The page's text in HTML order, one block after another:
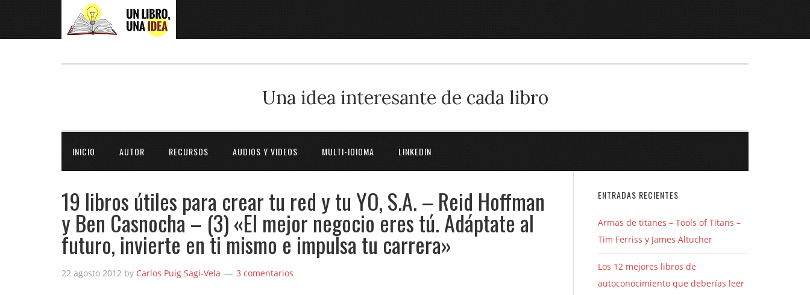
Una idea interesante de cada libro
INICIO AUTOR RECURSOS AUDIOS Y VIDEOS MULTI-IDIOMA LINKEDIN
19 libros útiles para crear tu red y tu YO, S.A. – Reid Hoffman
y Ben Casnocha – (3) «El mejor negocio eres tú. Adáptate al
futuro, invierte en ti mismo e impulsa tu carrera»
22 agosto 2012 by Carlos Puig Sagi-Vela 3 comentarios
ENTRADAS RECIENTES
Armas de titanes – Tools of Titans –
Tim Ferriss y James Altucher
Los 12 mejores libros de
autoconocimiento que deberías leer